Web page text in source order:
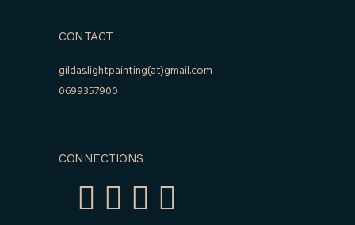
CONTACT
gildas.lightpainting(at)gmail.com
0699357900
CONNECTIONS